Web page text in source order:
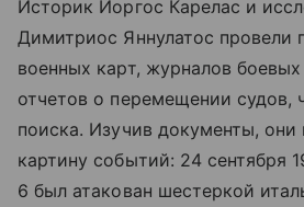
Историк Йоргос Карелас и
Димитриос Яннулатос провели
военных карт, журналов
отчетов о перемещении судов,
поиска. Изучив документы, они
картину событий: 24 сентября
6 был атакован шестеркой